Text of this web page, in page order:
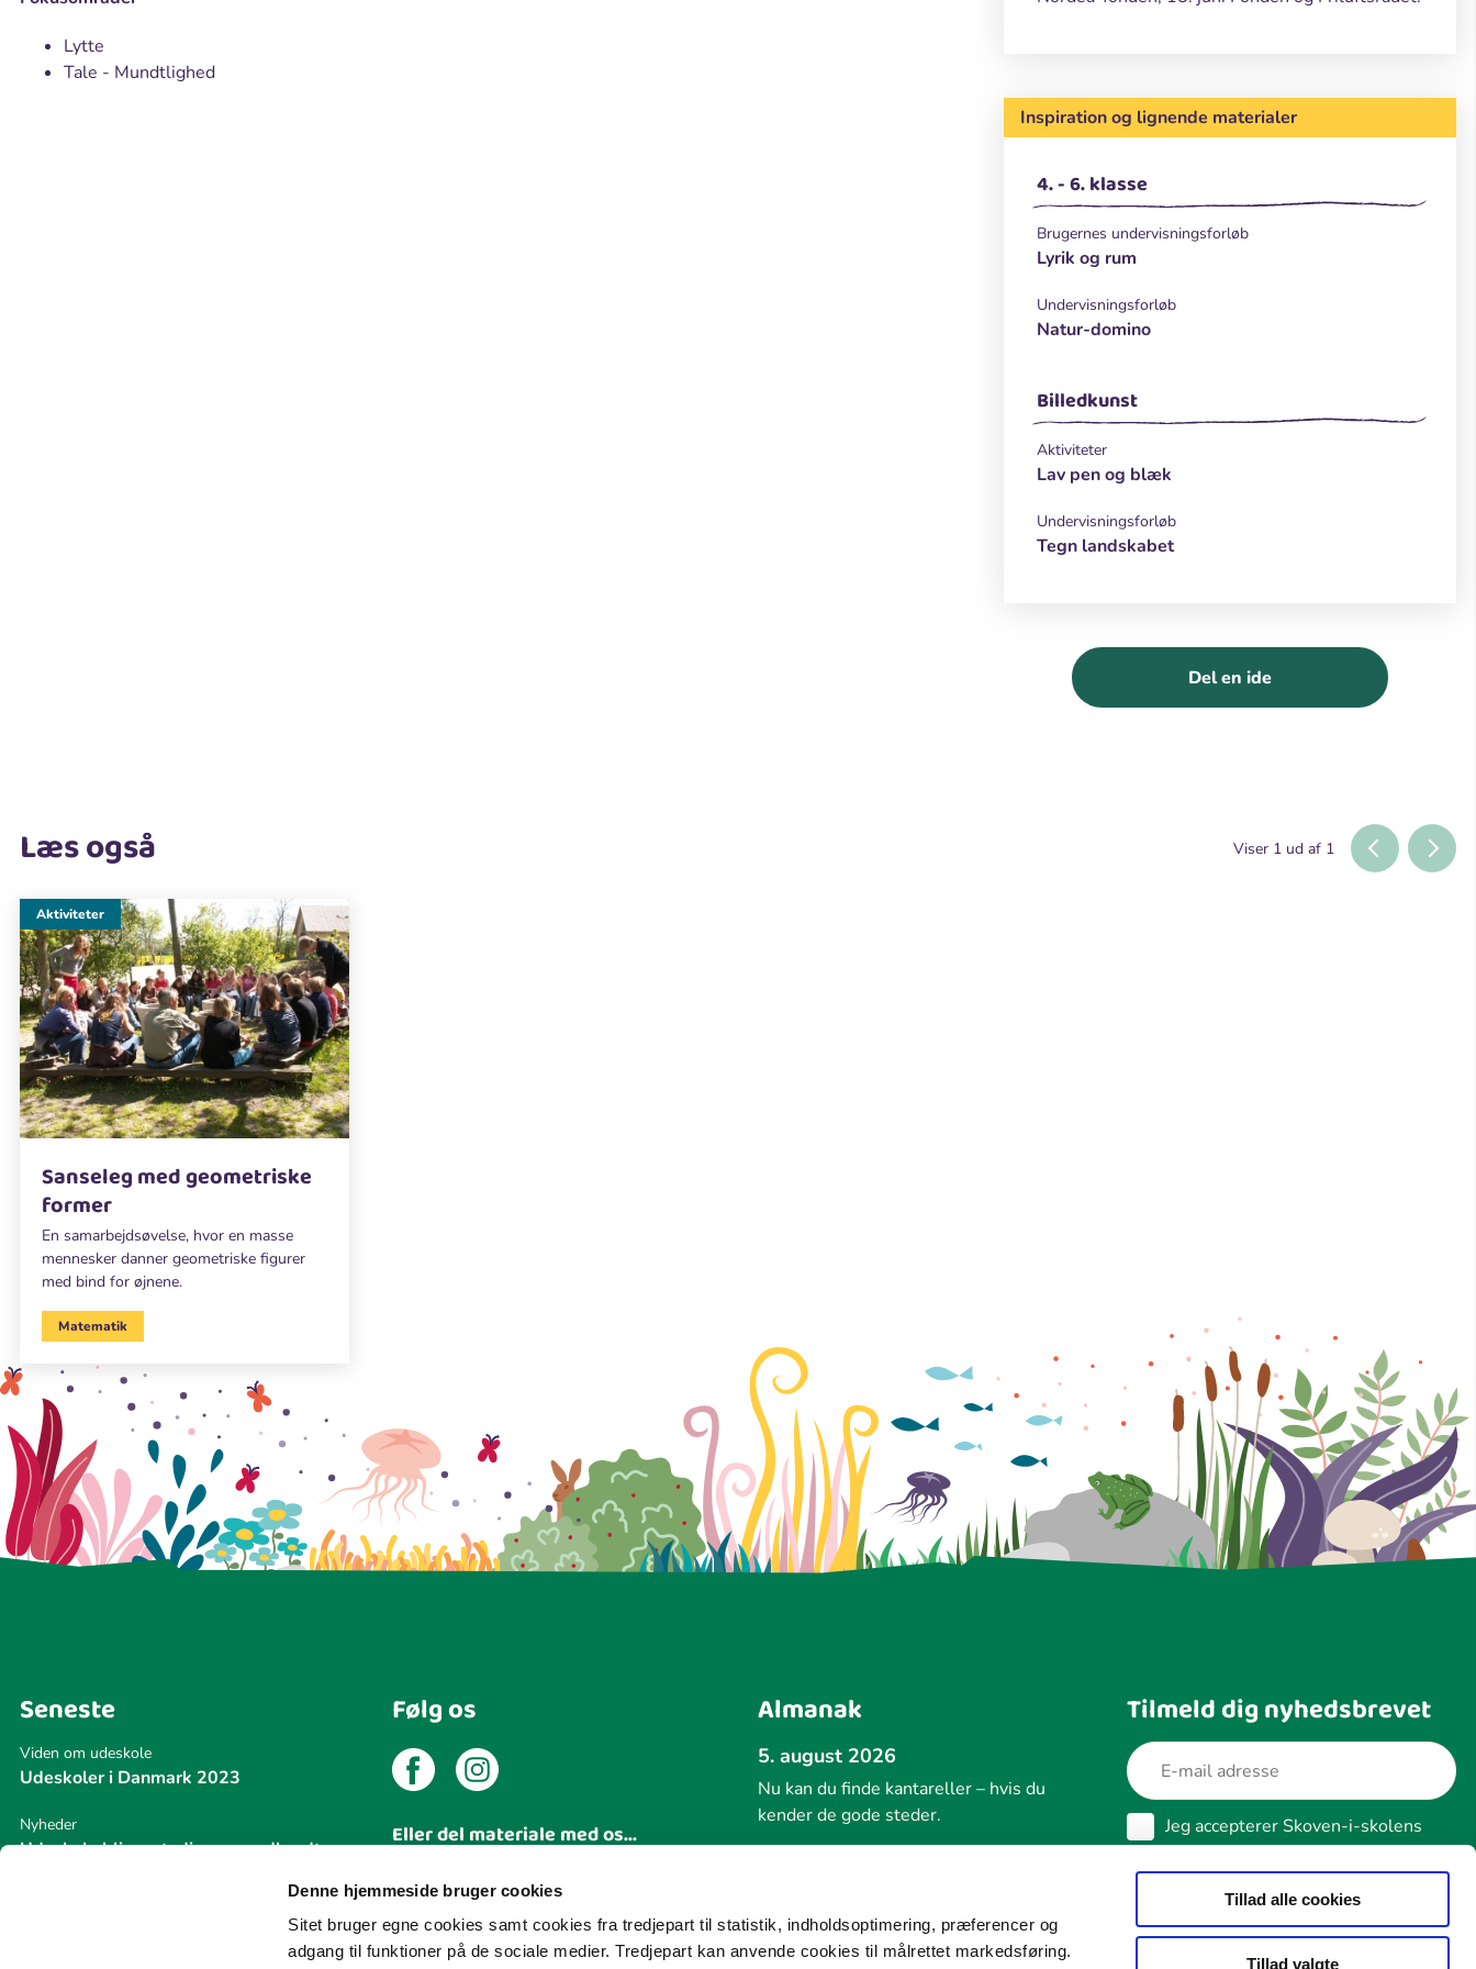
Denne hjemmeside bruger cookies
Sitet bruger egne cookies samt cookies fra tredjepart til statistik, indholdsoptimering, præferencer og
adgang til funktioner på de sociale medier. Tredjepart kan anvende cookies til målrettet markedsføring.
Tillad alle cookies
Tillad valgte
Lytte
Tale - Mundtlighed
Inspiration og lignende materialer
4. - 6. klasse
Brugernes undervisningsforløb
Lyrik og rum
Undervisningsforløb
Natur-domino
Billedkunst
Aktiviteter
Lav pen og blæk
Undervisningsforløb
Tegn landskabet
Del en ide
Læs også Viser 1ud af 1
Sanseleg med geometriske
former
En samarbejdsøvelse, hvor en masse
mennesker danner geometriske figurer
med bind for øjnene.
Aktiviteter
Matematik
Seneste
Viden om udeskole
Udeskoler i Danmark 2023
Nyheder
Udeskole bliver stadig mere udbredt
Naturvejledning Danmark modtager
Følg os
Eller del materiale med os...
Del din idé
Almanak
5. august 2026
Nu kan du finde kantareller – hvis du
kender de gode steder.
Tilmeld dig nyhedsbrevet
Jeg accepterer Skoven-i-skolens
betingelser for behandling af data
Læs vores cookie- og datapolitik